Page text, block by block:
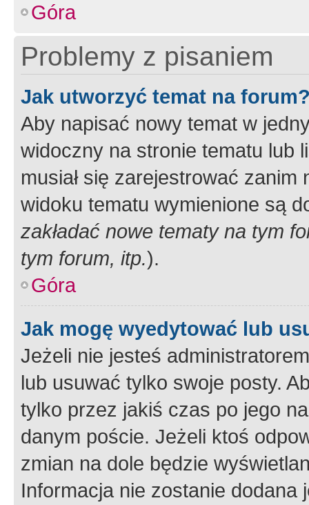
Góra
Problemy z pisaniem
Jak utworzyć temat na
Aby napisać nowy temat w
widoczny na stronie tematu lub
musiał się zarejestrować
widoku tematu wymienione są
zakładać nowe tematy na tym
tym forum, itp.).
Góra
Jak mogę wyedytować lub
Jeżeli nie jesteś
lub usuwać tylko swoje posty.
tylko przez jakiś czas po jego
danym poście. Jeżeli ktoś
zmian na dole będzie
Informacja nie zostanie dodana